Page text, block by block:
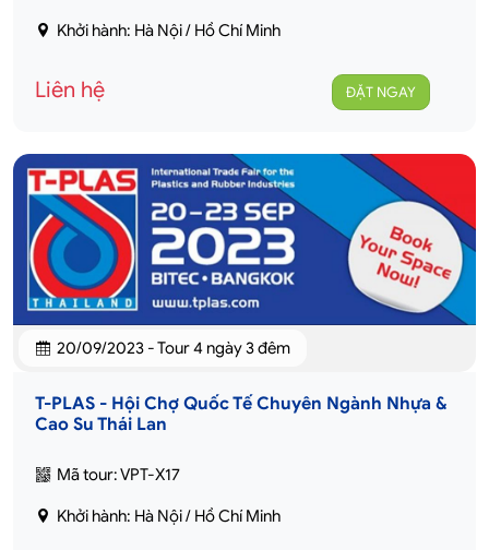
Khởi hành: Hà Nội / Hồ Chí Minh
Liên hệ ĐẶT NGAY
20/09/2023 - Tour 4 ngày 3 đêm
T-PLAS - Hội Chợ Quốc Tế Chuyên Ngành Nhựa &
Cao Su Thái Lan
Mã tour: VPT-X17
Khởi hành: Hà Nội / Hồ Chí Minh